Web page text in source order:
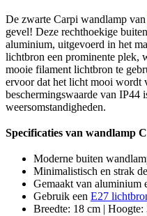
De zwarte Carpi wandlamp van
gevel! Deze rechthoekige
aluminium, uitgevoerd in het
lichtbron een prominente plek,
mooie filament lichtbron te
ervoor dat het licht mooi wordt
beschermingswaarde van IP44
weersomstandigheden.
Specificaties van wandlamp
Moderne buiten
Minimalistisch en strak
Gemaakt van aluminium
Gebruik een E27
Breedte: 18 cm |